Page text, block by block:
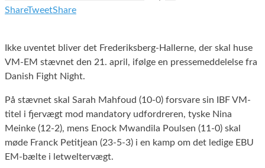
ShareTweetShare
Ikke uventet bliver det Frederiksberg-Hallerne, der skal huse
VM-EM stævnet den 21. april, ifølge en pressemeddelelse fra
Danish Fight Night.
På stævnet skal Sarah Mahfoud (10-0) forsvare sin IBF VM-
titel i fjervægt mod mandatory udfordreren, tyske Nina
Meinke (12-2), mens Enock Mwandila Poulsen (11-0) skal
møde Franck Petitjean (23-5-3) i en kamp om det ledige EBU
EM-bælte i letweltervægt.